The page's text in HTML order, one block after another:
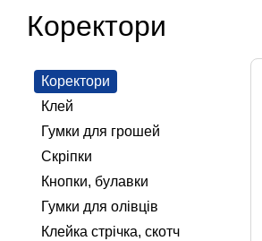
Коректори
Коректори
Клей
Гумки для грошей
Скріпки
Кнопки, булавки
Гумки для олівців
Клейка стрічка, скотч